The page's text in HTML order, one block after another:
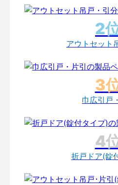
アウトセット
巾広引戸
折戸ドア(錠